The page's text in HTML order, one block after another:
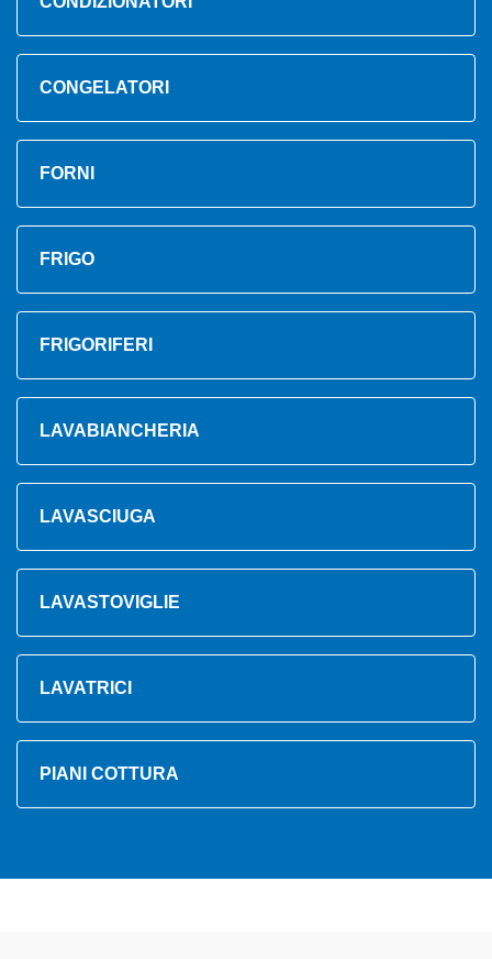
CONGELATORI
FORNI
FRIGO
FRIGORIFERI
LAVABIANCHERIA
LAVASCIUGA
LAVASTOVIGLIE
LAVATRICI
PIANI COTTURA